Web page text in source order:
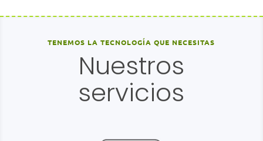
TENEMOS LA TECNOLOGÍA QUE NECESITAS
Nuestros
servicios